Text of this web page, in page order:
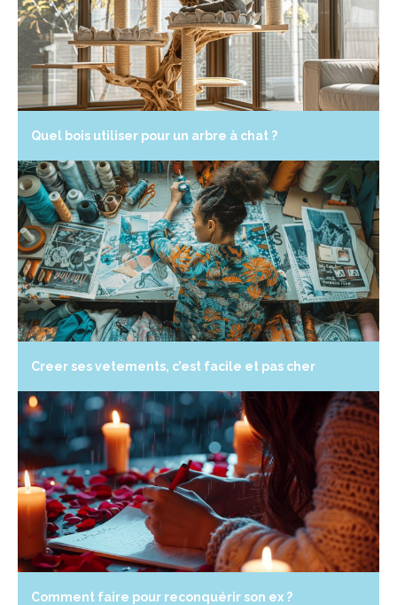
Quel bois utiliser pour un arbre à chat ?
Creer ses vetements, c’est facile et pas cher
Comment faire pour reconquérir son ex ?